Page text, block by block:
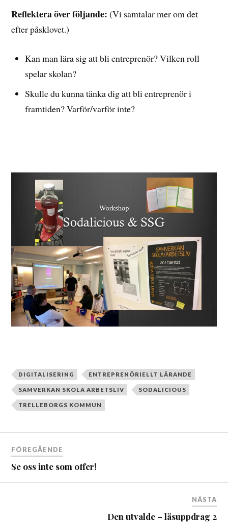
Reflektera över följande: (Vi samtalar mer om det
efter påsklovet.)
Kan man lära sig att bli entreprenör? Vilken roll
spelar skolan?
Skulle du kunna tänka dig att bli entreprenör i
framtiden? Varför/varför inte?
DIGITALISERING ENTREPRENÖRIELLT LÄRANDE
SAMVERKAN SKOLA ARBETSLIV SODALICIOUS
TRELLEBORGS KOMMUN
FÖREGÅENDE
Se oss inte som offer!
NÄSTA
Den utvalde – läsuppdrag 2